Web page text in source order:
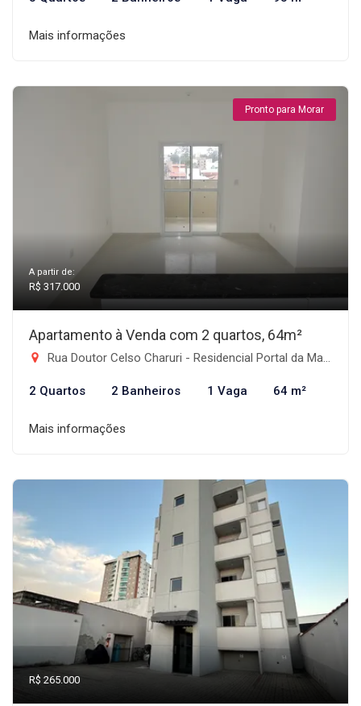
Mais informações
Pronto para Morar
A partir de:
R$ 317.000
Apartamento à Venda com 2 quartos, 64m²
Rua Doutor Celso Charuri - Residencial Portal da Mantiqueira, Taubaté-SP
2 Quartos 2 Banheiros 1 Vaga 64 m²
Mais informações
R$ 265.000